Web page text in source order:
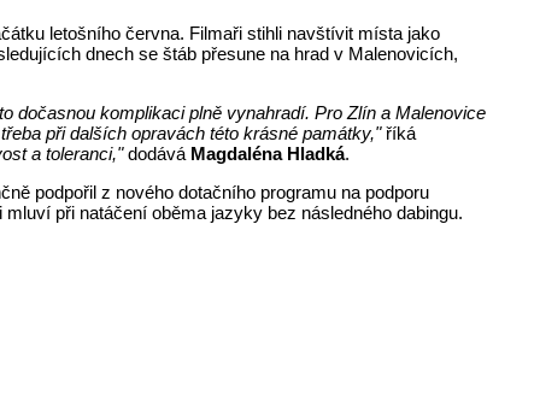
letošního června. Filmaři stihli navštívit místa jako
dnech se štáb přesune na hrad v Malenovicích,
dočasnou komplikaci plně vynahradí. Pro Zlín a Malenovice
při dalších opravách této krásné památky,"říká
a toleranci,"dodává Magdaléna Hladká.
podpořil z nového dotačního programu na podporu
při natáčení oběma jazyky bez následného dabingu.